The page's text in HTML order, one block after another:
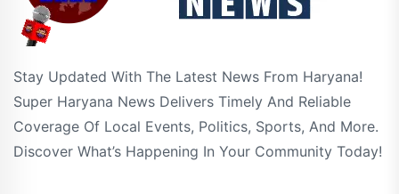
Stay Updated With The Latest News From Haryana!
Super Haryana News Delivers Timely And Reliable
Coverage Of Local Events, Politics, Sports, And More.
Discover What’s Happening In Your Community Today!